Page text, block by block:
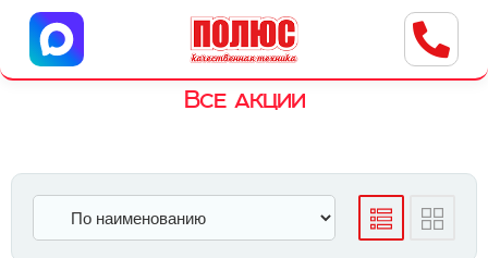
Центр бытовой техники
г. Ульяновск, ул. Пушкарева, 8a
Все акции